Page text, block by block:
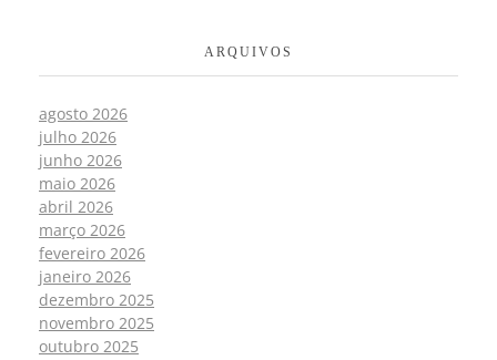
ARQUIVOS
agosto 2026
julho 2026
junho 2026
maio 2026
abril 2026
março 2026
fevereiro 2026
janeiro 2026
dezembro 2025
novembro 2025
outubro 2025